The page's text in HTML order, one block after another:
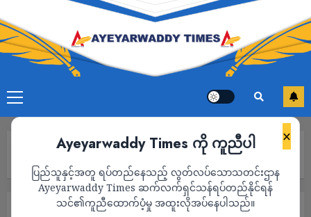
×
Ayeyarwaddy Times ကို ကူညီပါ
ပြည်သူနှင့်အတူ ရပ်တည်နေသည့် လွတ်လပ်သောသတင်းဌာန
Ayeyarwaddy Times ဆက်လက်ရှင်သန်ရပ်တည်နိုင်ရန်
သင်၏ကူညီထောက်ပံ့မှု အထူးလိုအပ်နေပါသည်။